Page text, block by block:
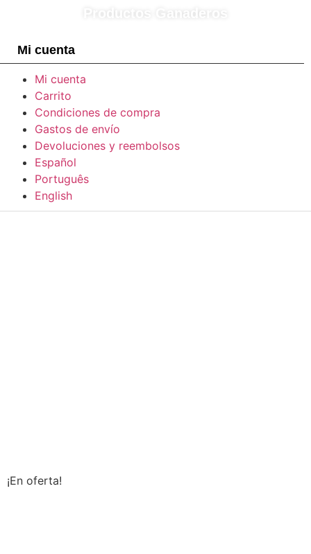
Productos Ganaderos
Mi cuenta
Mi cuenta
Carrito
Condiciones de compra
Gastos de envío
Devoluciones y reembolsos
Español
Português
English
¡En oferta!